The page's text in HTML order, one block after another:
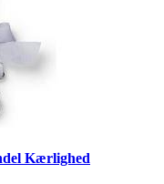
Kærlighed